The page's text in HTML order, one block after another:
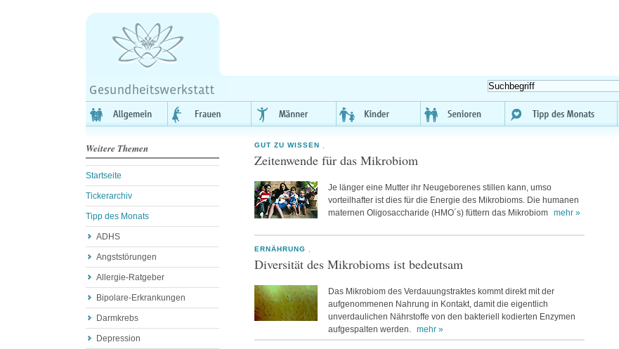
Weitere Themen
Startseite
Tickerarchiv
Tipp des Monats
ADHS
Angststörungen
Allergie-Ratgeber
Bipolare-Erkrankungen
Darmkrebs
Depression
GUT ZU WISSEN
Zeitenwende für das Mikrobiom
Je länger eine Mutter ihr Neugeborenes stillen kann, umso
vorteilhafter ist dies für die Energie des Mikrobioms. Die humanen
maternen Oligosaccharide (HMO´s) füttern das Mikrobiom mehr »
ERNÄHRUNG
Diversität des Mikrobioms ist bedeutsam
Das Mikrobiom des Verdauungstraktes kommt direkt mit der
aufgenommenen Nahrung in Kontakt, damit die eigentlich
unverdaulichen Nährstoffe von den bakteriell kodierten Enzymen
aufgespalten werden. mehr »